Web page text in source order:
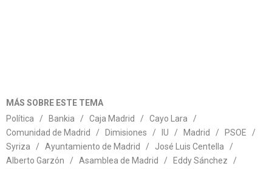
MÁS SOBRE ESTE TEMA
Política
/ Bankia / Caja Madrid / Cayo Lara
/
Comunidad de Madrid
/ Dimisiones / IU / Madrid / PSOE
/
Syriza
/ Ayuntamiento de Madrid / José Luis Centella
/
Alberto Garzón
/ Asamblea de Madrid / Eddy Sánchez
/